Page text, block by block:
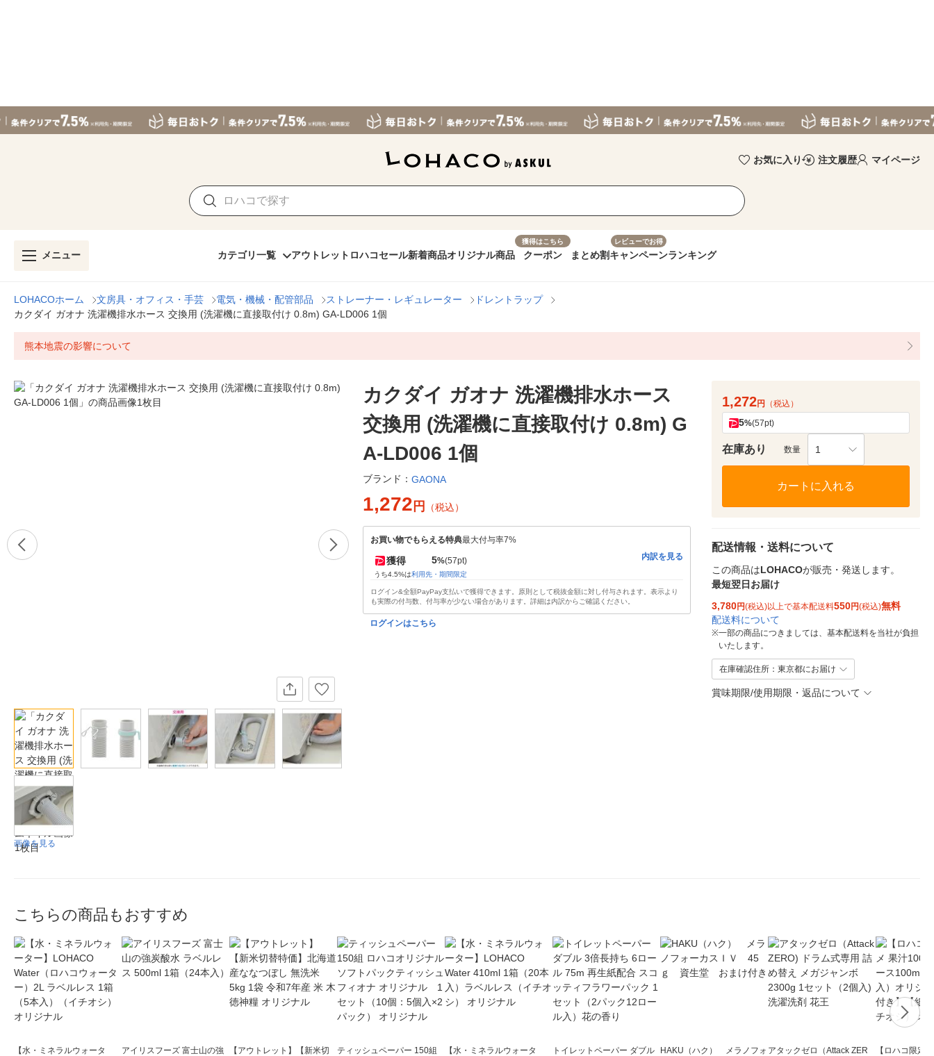
お気に入り 注文履歴 マイページ
メニュー カテゴリ一覧 アウトレット ロハコセール新着商品オリジナル商品
獲得はこちら
クーポン まとめ割
レビューでお得
キャンペーンランキング
LOHACOホーム 文房具・オフィス・手芸 電気・機械・配管部品 ストレーナー・レギュレーター
ドレントラップ
カクダイ ガオナ 洗濯機排水ホース 交換用 (洗濯機に直接取付け 0.8m) GA-LD006 1個
熊本地震の影響について
画像を見る
カクダイ ガオナ 洗濯機排水ホース
交換用 (洗濯機に直接取付け 0.8m) G
A-LD006 1個
ブランド： GAONA
1,272 円 （税込）
お買い物でもらえる特典最大付与率7%
獲得 5%(57pt)
うち4.5%は利用先・期間限定
内訳を見る
ログイン&全額PayPay支払いで獲得できます。原則として税抜金額に対し付与されます。表示より
も実際の付与数、付与率が少ない場合があります。詳細は内訳からご確認ください。
ログインはこちら
1,272円 （税込）
5%(57pt)
在庫あり 数量 1
カートに入れる
配送情報・送料について
この商品はLOHACOが販売・発送します。
最短翌日お届け
3,780円(税込)以上で基本配送料550円(税込)無料
配送料について
※一部の商品につきましては、基本配送料を当社が負担
いたします。
在庫確認住所：東京都にお届け
賞味期限/使用期限・返品について
こちらの商品もおすすめ
【水・ミネラルウォータ
アイリスフーズ 富士山の強
【アウトレット】【新米切
ティッシュペーパー 150組
【水・ミネラルウォータ
トイレットペーパー ダブル
HAKU（ハク） メラノフォ アタックゼロ（Attack ZER
【ロハコ限定